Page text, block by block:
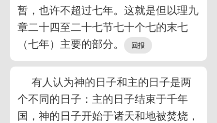
暂，也许不超过七年。这就是但以理九
章二十四至二十七节七十个七的末七
（七年）主要的部分。
有人认为神的日子和主的日子是两
个不同的日子：主的日子结束于千年
国，神的日子开始于诸天和地被焚烧，